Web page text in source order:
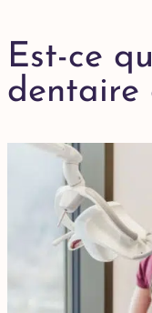
Est-ce
dentaire